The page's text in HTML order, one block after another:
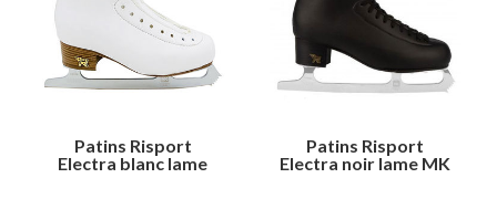
Patins Risport
Electra blanc lame
Patins Risport
Electra noir lame MK